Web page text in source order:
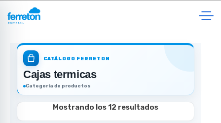
CATÁLOGO FERRETON
Cajas termicas
Categoría de productos
Mostrando los 12 resultados